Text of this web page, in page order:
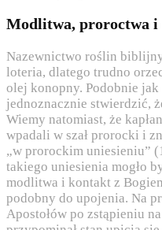
Modlitwa, proroctwa i
Nazewnictwo roślin
loteria, dlatego trudno
olej konopny. Podobnie jak
jednoznacznie stwierdzić,
Wiemy natomiast, że
wpadali w szał prorocki i
„w prorockim uniesieniu”
takiego uniesienia mogło
modlitwa i kontakt z
podobny do upojenia. Na
Apostołów po zstąpieniu